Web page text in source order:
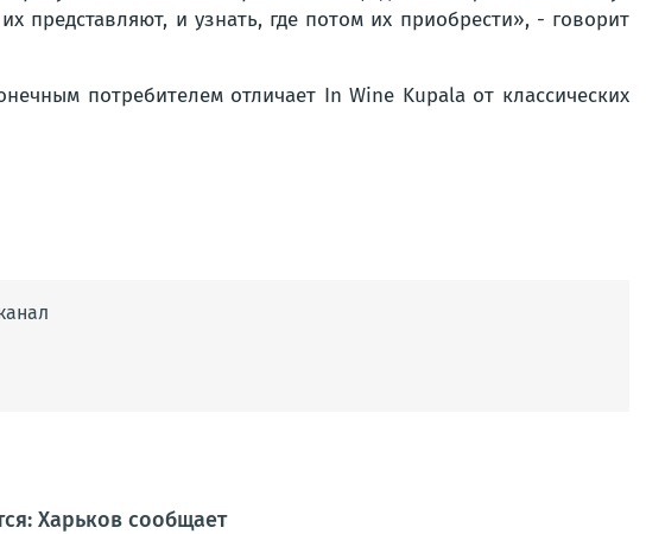
представляют, и узнать, где потом их приобрести», - говорит
потребителем отличает In Wine Kupala от классических
Харьков сообщает